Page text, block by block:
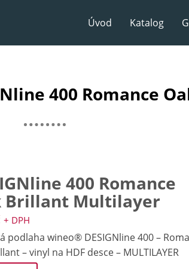
Úvod Katalog
400 Romance
400 Romance
Brillant Multilayer
+ DPH
podlaha wineo® DESIGNline 400 –
– vinyl na HDF desce – MULTILAYER